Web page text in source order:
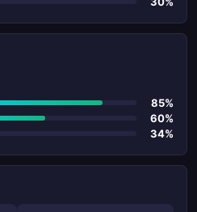
85%
60%
34%